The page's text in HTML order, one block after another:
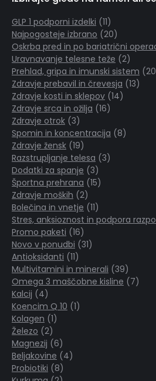
GLP 1 podporni izdelki 1111
izdelkov
Najpogosteje izbrano 2020
izdelkov
Oskrba pred in po bariatrični
Uravnavanje telesne teže 22
izdelka
Prehlad, gripa in imunski sistem 20
Zdravje prebavil in črevesja 1313
Zdravje kosti in sklepov 1414
Zdravje srca in ožilja 1616
Zdravje otrok 33
izdelki
Spomin in koncentracija 88
Zdravje žensk 1919
izdelkov
Razstrupljanje telesa 33
Dodatki za spanje 33
izdelki
Športna prehrana 1515
Zdravje moških 22
izdelka
Bolečina in vnetje 1111
izdelkov
Stres, anksioznost in podpora
Promo paketi 1616
izdelkov
Novo v ponudbi 3131
Antioksidanti 1111
izdelkov
Multivitamini in minerali 3939
izdelkov
Omega 3 maščobne kisline 77
Kalcij 44
izdelki
Koencim Q 10 11
Kolagen 11
Železo 22
izdelka
Magnezij 66
izdelkov
Beljakovine 44
Probiotiki 88